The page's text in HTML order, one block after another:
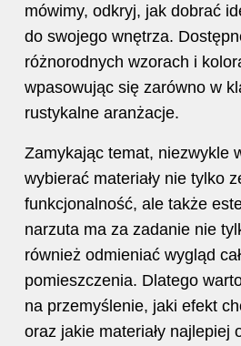
mówimy, odkryj, jak dobrać
do swojego wnętrza.
różnorodnych wzorach i
wpasowując się zarówno w
rustykalne aranżacje.
Zamykając temat, niezwykle
wybierać materiały nie tylko
funkcjonalność, ale także
narzuta ma za zadanie nie
również odmieniać wygląd
pomieszczenia. Dlatego
na przemyślenie, jaki efekt
oraz jakie materiały najlepiej